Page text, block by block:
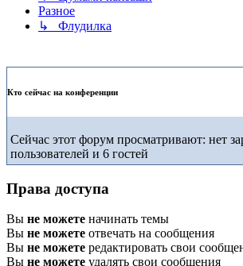
Разное
↳ Флудилка
Кто сейчас на конференции
Сейчас этот форум просматривают: нет
пользователей и 6 гостей
Права доступа
Вы не можете начинать темы
Вы не можете отвечать на сообщения
Вы не можете редактировать свои
Вы не можете удалять свои сообщения